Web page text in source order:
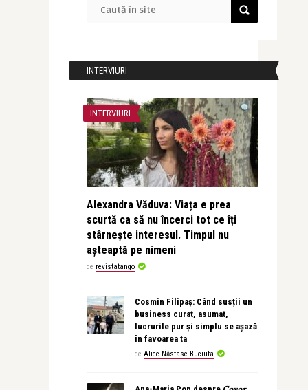
INTERVIURI
INTERVIURI
Alexandra Văduva: Viața e prea
scurtă ca să nu încerci tot ce îți
stârnește interesul. Timpul nu
așteaptă pe nimeni
de revistatango
Cosmin Filipaș: Când susții un
business curat, asumat,
lucrurile pur și simplu se așază
în favoarea ta
de Alice Năstase Buciuta